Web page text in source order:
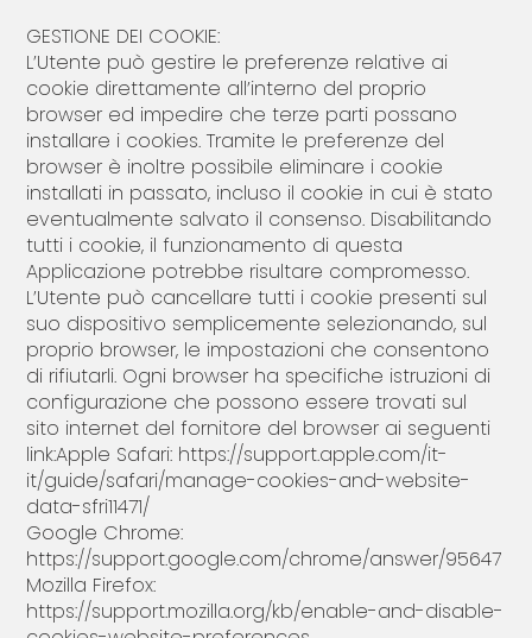
GESTIONE DEI COOKIE:
L’Utente può gestire le preferenze relative ai
cookie direttamente all’interno del proprio
browser ed impedire che terze parti possano
installare i cookies. Tramite le preferenze del
browser è inoltre possibile eliminare i cookie
installati in passato, incluso il cookie in cui è stato
eventualmente salvato il consenso. Disabilitando
tutti i cookie, il funzionamento di questa
Applicazione potrebbe risultare compromesso.
L’Utente può cancellare tutti i cookie presenti sul
suo dispositivo semplicemente selezionando, sul
proprio browser, le impostazioni che consentono
di rifiutarli. Ogni browser ha specifiche istruzioni di
configurazione che possono essere trovati sul
sito internet del fornitore del browser ai seguenti
link:Apple Safari: https://support.apple.com/it-
it/guide/safari/manage-cookies-and-website-
data-sfri11471/
Google Chrome:
https://support.google.com/chrome/answer/95647
Mozilla Firefox:
https://support.mozilla.org/kb/enable-and-disable-